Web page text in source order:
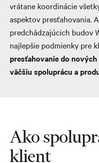
vrátane koordinácie
aspektov presťahovania.
predchádzajúcich budov
najlepšie podmienky pre
presťahovanie do
väčšiu spoluprácu a
Ako
klient